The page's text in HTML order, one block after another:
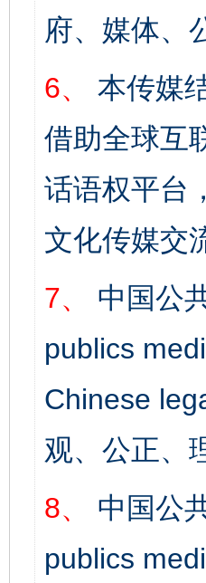
府、媒体、
6、
本传媒
借助全球互
话语权平台
文化传媒交
7、
中国公
publics
Chinese
观、公正、
8、
中国公
publics